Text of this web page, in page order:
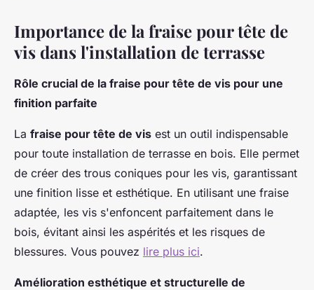
Importance de la fraise pour tête de
vis dans l'installation de terrasse
Rôle crucial de la fraise pour tête de vis pour une
finition parfaite
La fraise pour tête de vis est un outil indispensable
pour toute installation de terrasse en bois. Elle permet
de créer des trous coniques pour les vis, garantissant
une finition lisse et esthétique. En utilisant une fraise
adaptée, les vis s'enfoncent parfaitement dans le
bois, évitant ainsi les aspérités et les risques de
blessures. Vous pouvez lire plus ici.
Amélioration esthétique et structurelle de